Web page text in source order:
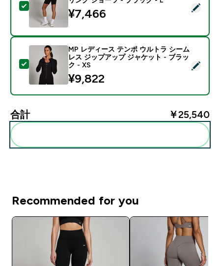
この商品を選択 - MP レディース テンポ ウルトラ サ
¥7,466‎
この商品を選択 - MP レディース テンポ ウルトラ シ
MP レディース テンポ ウルトラ シーム
レス ジップアップ ジャケット - ブラッ
ク - XS
¥9,822‎
合計 ￥25,540‎
Recommended for you